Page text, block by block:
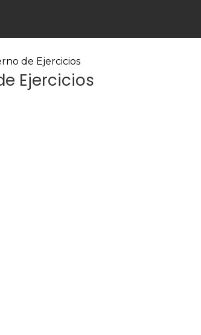
de Ejercicios
Ejercicios